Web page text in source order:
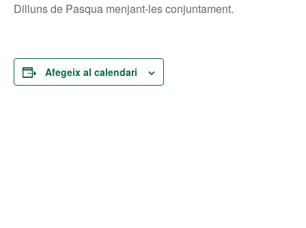
Dilluns de Pasqua menjant-les conjuntament.
Afegeix al calendari